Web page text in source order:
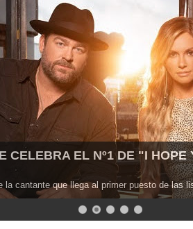
Nº1 DE "I HOPE YOU'RE
al primer puesto de las listas.